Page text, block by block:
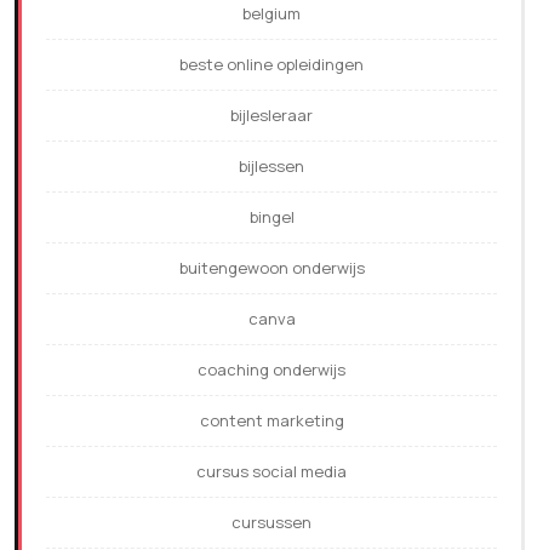
belgium
beste online opleidingen
bijlesleraar
bijlessen
bingel
buitengewoon onderwijs
canva
coaching onderwijs
content marketing
cursus social media
cursussen